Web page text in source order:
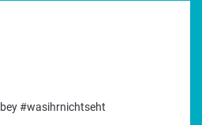
#wasihrnichtseht